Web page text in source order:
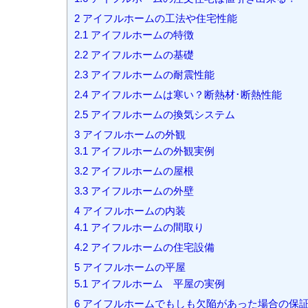
2 アイフルホームの工法や住宅性能
2.1 アイフルホームの特徴
2.2 アイフルホームの基礎
2.3 アイフルホームの耐震性能
2.4 アイフルホームは寒い？断熱材･断熱性能
2.5 アイフルホームの換気システム
3 アイフルホームの外観
3.1 アイフルホームの外観実例
3.2 アイフルホームの屋根
3.3 アイフルホームの外壁
4 アイフルホームの内装
4.1 アイフルホームの間取り
4.2 アイフルホームの住宅設備
5 アイフルホームの平屋
5.1 アイフルホーム 平屋の実例
6 アイフルホームでもしも欠陥があった場合の保